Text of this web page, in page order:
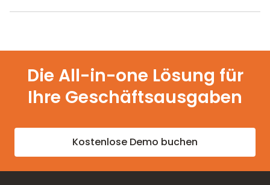
Die All-in-one Lösung für
Ihre Geschäftsausgaben
Kostenlose Demo buchen